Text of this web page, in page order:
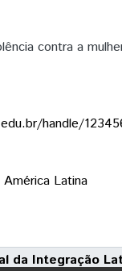
contra a mulher
handle/
Latina
da Integração